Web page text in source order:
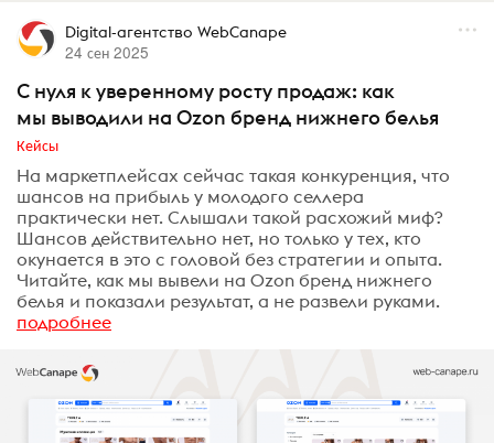
Digital-агентство WebCanape
24 сен 2025
С нуля к уверенному росту продаж: как
мы выводили на Ozon бренд нижнего белья
Кейсы
На маркетплейсах сейчас такая конкуренция, что
шансов на прибыль у молодого селлера
практически нет. Слышали такой расхожий миф?
Шансов действительно нет, но только у тех, кто
окунается в это с головой без стратегии и опыта.
Читайте, как мы вывели на Ozon бренд нижнего
белья и показали результат, а не развели руками.
подробнее